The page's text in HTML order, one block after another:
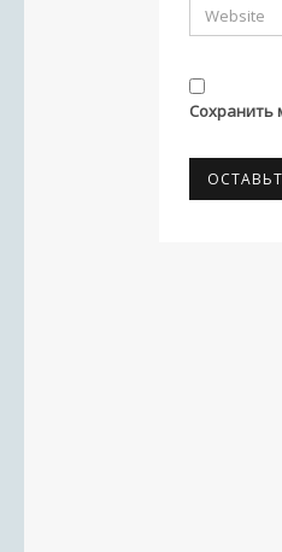
Сохранить